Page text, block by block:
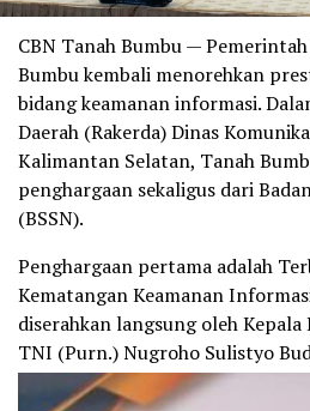
CBN Tanah Bumbu —
Bumbu kembali menorehkan
bidang keamanan informasi.
Daerah (Rakerda) Dinas
Kalimantan Selatan, Tanah
penghargaan sekaligus dari
(BSSN).
Penghargaan pertama adalah
Kematangan Keamanan
diserahkan langsung oleh Kepala
TNI (Purn.) Nugroho Sulistyo